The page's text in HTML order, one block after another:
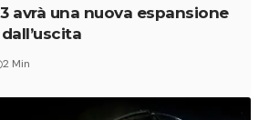
avrà una nuova espansione
2 Min